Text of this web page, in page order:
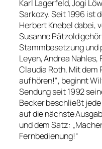
Karl Lagerfeld, Jogi
Sarkozy. Seit 1996 ist
Herbert Knebel dabei,
Susanne Pätzold
Stammbesetzung und
Leyen, Andrea Nahles,
Claudia Roth. Mit dem
aufhören!“, beginnt
Sendung seit 1992
Becker beschließt
auf die nächste
und dem Satz:
Fernbedienung!“